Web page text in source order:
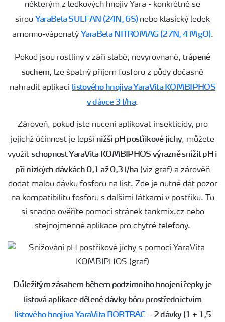
některým z ledkových hnojiv Yara - konkrétně se
sírou YaraBela SULFAN (24N, 6S)nebo klasický ledek
amonno-vápenatý YaraBela NITROMAG (27N, 4 MgO).
Pokud jsou rostliny v září slabé, nevyrovnané, trápené
suchem, lze špatný příjem fosforu z půdy dočasně
nahradit aplikací listového hnojiva YaraVita KOMBIPHOS
v dávce 3 l/ha.
Zároveň, pokud jste nuceni aplikovat insekticidy, pro
jejichž účinnost je lepší nižší pH postřikové jíchy, můžete
využít schopnost YaraVita KOMBIPHOS výrazně snížit pH i
při nízkých dávkách 0,1 až 0,3 l/ha(viz graf) a zárověň
dodat malou dávku fosforu na list. Zde je nutné dát pozor
na kompatibilitu fosforu s dalšími látkami v postřiku. Tu
si snadno ověříte pomocí stránek tankmix.cz nebo
stejnojmenné aplikace pro chytré telefony.
Důležitým zásahem během podzimního hnojení řepky je
listová aplikace dělené dávky bóru prostřednictvím
listového hnojiva YaraVita BORTRAC – 2 dávky (1 + 1,5